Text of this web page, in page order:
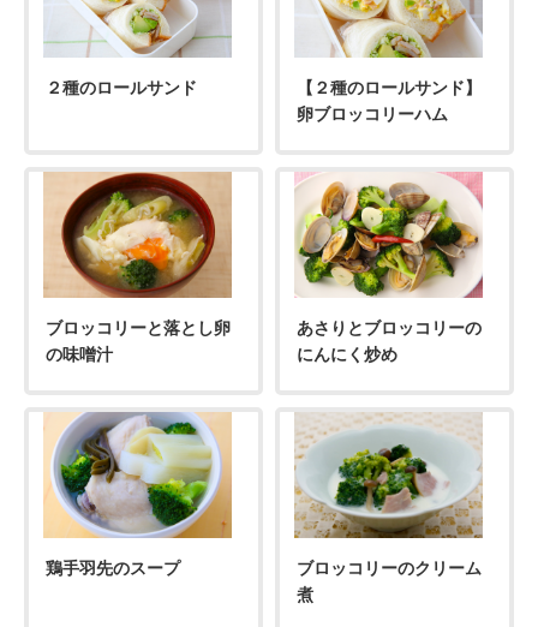
２種のロールサンド
【２種のロールサンド】
卵ブロッコリーハム
ブロッコリーと落とし卵
の味噌汁
あさりとブロッコリーの
にんにく炒め
鶏手羽先のスープ
ブロッコリーのクリーム
煮